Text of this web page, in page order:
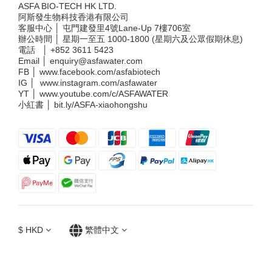
ASFA BIO-TECH HK LTD.
阿斯發生物科技香港有限公司
客服中心 │ 屯門建發里4號Lane-Up 7樓706室
辦公時間 │ 星期一至五 1000-1800 (星期六及公眾假期休息)
電話 │ +852 3611 5423
Email │ enquiry@asfawater.com
FB │ www.facebook.com/asfabiotech
IG │ www.instagram.com/asfawater
YT │ www.youtube.com/c/ASFAWATER
小紅書 │ bit.ly/ASFA-xiaohongshu
$ HKD 繁體中文